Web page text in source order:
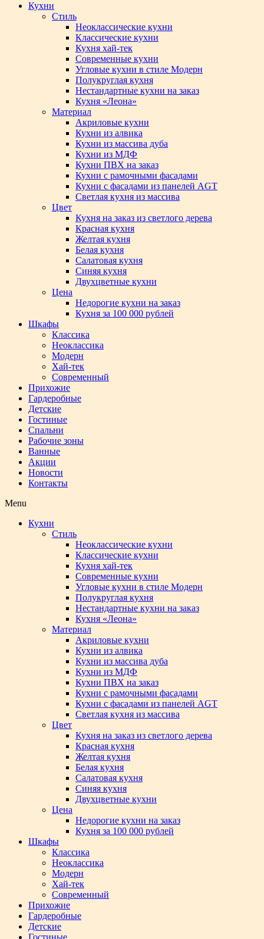
Кухни
Стиль
Неоклассические кухни
Классические кухни
Кухня хай-тек
Современные кухни
Угловые кухни в стиле Модерн
Полукруглая кухня
Нестандартные кухни на заказ
Кухня «Леона»
Материал
Акриловые кухни
Кухни из алвика
Кухни из массива дуба
Кухни из МДФ
Кухни ПВХ на заказ
Кухни с рамочными фасадами
Кухни с фасадами из панелей AGT
Светлая кухня из массива
Цвет
Кухня на заказ из светлого дерева
Красная кухня
Желтая кухня
Белая кухня
Салатовая кухня
Синяя кухня
Двухцветные кухни
Цена
Недорогие кухни на заказ
Кухня за 100 000 рублей
Шкафы
Классика
Неоклассика
Модерн
Хай-тек
Современный
Прихожие
Гардеробные
Детские
Гостиные
Спальни
Рабочие зоны
Ванные
Акции
Новости
Контакты
Menu
Кухни
Стиль
Неоклассические кухни
Классические кухни
Кухня хай-тек
Современные кухни
Угловые кухни в стиле Модерн
Полукруглая кухня
Нестандартные кухни на заказ
Кухня «Леона»
Материал
Акриловые кухни
Кухни из алвика
Кухни из массива дуба
Кухни из МДФ
Кухни ПВХ на заказ
Кухни с рамочными фасадами
Кухни с фасадами из панелей AGT
Светлая кухня из массива
Цвет
Кухня на заказ из светлого дерева
Красная кухня
Желтая кухня
Белая кухня
Салатовая кухня
Синяя кухня
Двухцветные кухни
Цена
Недорогие кухни на заказ
Кухня за 100 000 рублей
Шкафы
Классика
Неоклассика
Модерн
Хай-тек
Современный
Прихожие
Гардеробные
Детские
Гостиные